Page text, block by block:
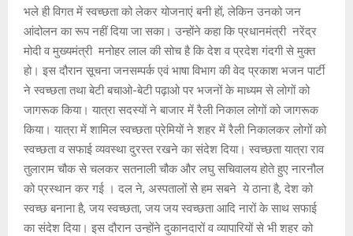
भले ही विगत में स्वच्छता को लेकर योजनाएं बनी हों, लेकिन उनको जन
आंदोलन का रूप नहीं दिया जा सका। उन्होंने कहा कि प्रधानमंत्री नरेंद्र
मोदी व मुख्यमंत्री मनोहर लाल की सोच है कि देश व प्रदेश गंदगी से मुक्त
हो। इस दौरान सूचना जनसम्पर्क एवं भाषा विभाग की वेद प्रकाश भजन पार्टी
ने स्वच्छता तथा बेटी बचाओ-बेटी पढ़ाओ पर भजनों के माध्यम से लोगों को
जागरूक किया। यात्रा सदस्यों ने बाजार में रैली निकाल लोगों को जागरूक
किया। यात्रा में शामिल स्वच्छता प्रेमियों ने शहर में रैली निकालकर लोगों को
स्वच्छता व सफाई व्यवस्था दुरस्त रखने का संदेश दिया। स्वच्छता यात्रा राव
तुलाराम चौक से चलकर सतनाली चौक और लघु सचिवालय होते हुए नारनौल
को प्रस्थान कर गई । दल ने, अस्पतालों सेे हम सबने ये ठाना है, देश को
स्वच्छ बनाना है, जय स्वच्छता, जय जय स्वच्छता आदि नारों के साथ सफाई
का संदेश दिया। इस दौरान उन्होंने दुकानदारों व व्यापारियों से भी शहर को